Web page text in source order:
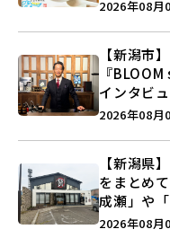
2026年08月
【新潟市
『
インタビ
つくる装
2026年08月
【新潟県
をまとめ
成瀬」や
営業に幕
2026年08月